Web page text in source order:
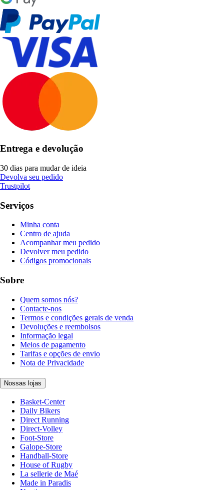
Entrega e devolução
30 dias para mudar de ideia
Devolva seu pedido
Trustpilot
Serviços
Minha conta
Centro de ajuda
Acompanhar meu pedido
Devolver meu pedido
Códigos promocionais
Sobre
Quem somos nós?
Contacte-nos
Termos e condições gerais de venda
Devoluções e reembolsos
Informação legal
Meios de pagamento
Tarifas e opções de envio
Nota de Privacidade
Nossas lojas
Basket-Center
Daily Bikers
Direct Running
Direct-Volley
Foot-Store
Galope-Store
Handball-Store
House of Rugby
La sellerie de Maé
Made in Paradis